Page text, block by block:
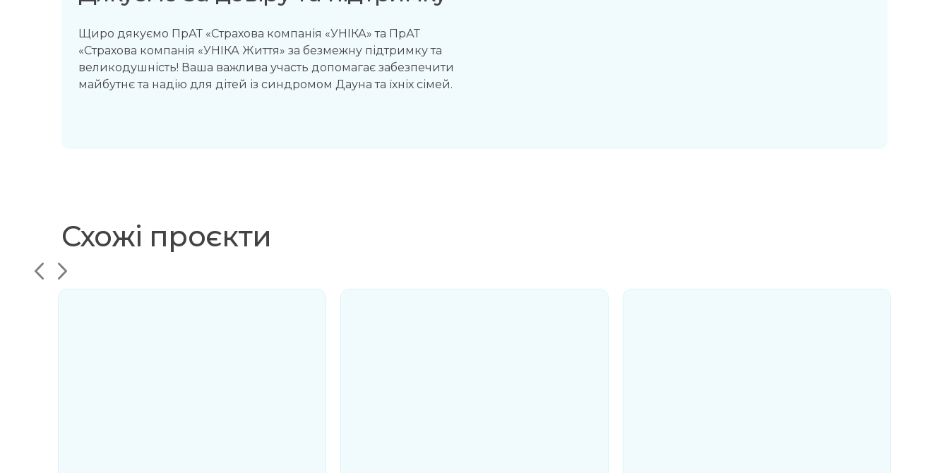
Щиро дякуємо ПрАТ «Страхова компанія «УНІКА» та ПрАТ
«Страхова компанія «УНІКА Життя» за безмежну підтримку та
великодушність! Ваша важлива участь допомагає забезпечити
майбутнє та надію для дітей із синдромом Дауна та їхніх сімей.
Схожі проєкти